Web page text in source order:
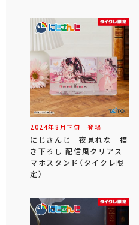
2024年8 月下旬 登場
にじさんじ 夜見れな 描
き下ろし 配信風クリアス
マホスタンド（タイクレ限
定）